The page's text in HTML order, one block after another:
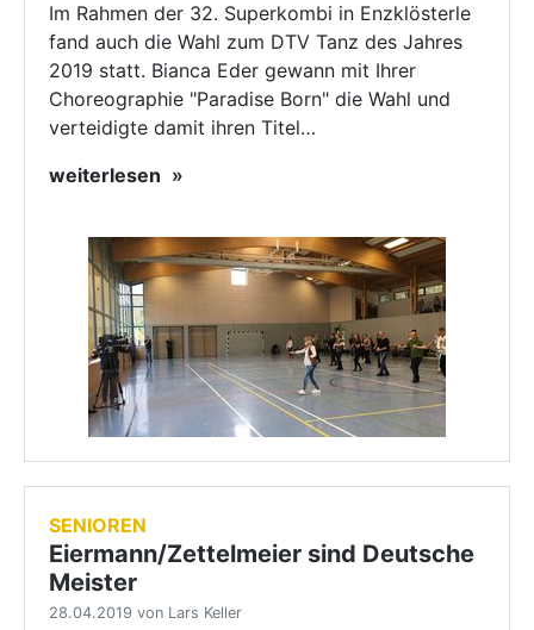
Im Rahmen der 32. Superkombi in Enzklösterle
fand auch die Wahl zum DTV Tanz des Jahres
2019 statt. Bianca Eder gewann mit Ihrer
Choreographie "Paradise Born" die Wahl und
verteidigte damit ihren Titel…
weiterlesen
SENIOREN
Eiermann/Zettelmeier sind Deutsche
Meister
28.04.2019 von Lars Keller